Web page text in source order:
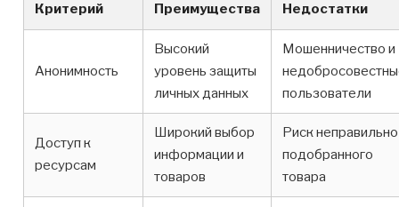
Критерий Преимущества Недостатки
Анонимность
Высокий
уровень защиты
личных данных
Мошенничество и
пользователи
Доступ к
ресурсам
Широкий выбор
информации и
товаров
Риск неправильно
подобранного
товара